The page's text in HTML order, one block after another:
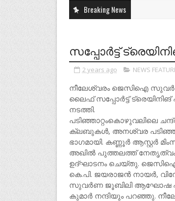
Breaking News
സപ്പോർട്ട്
2 years ago NEWS
നീലേശ്വരം ജെസിഐ
ലൈഫ് സപ്പോർട്ട്
നടത്തി.
പടിഞ്ഞാറ്റംകൊഴുവലിലെ
ക്ലബുകൾ, അനശ്വര
ഭാഗമായി. കണ്ണൂർ ആസ്റ്റർ
അഖിൽ പുത്തലത്ത്
ഉദ്ഘാടനം ചെയ്തു. ജെസിഐ
കെ.പി. ജയരാജൻ നായർ,
സുവർണ ജൂബിലി ആഘോഷ
കുമാർ നന്ദിയും പറഞ്ഞു.